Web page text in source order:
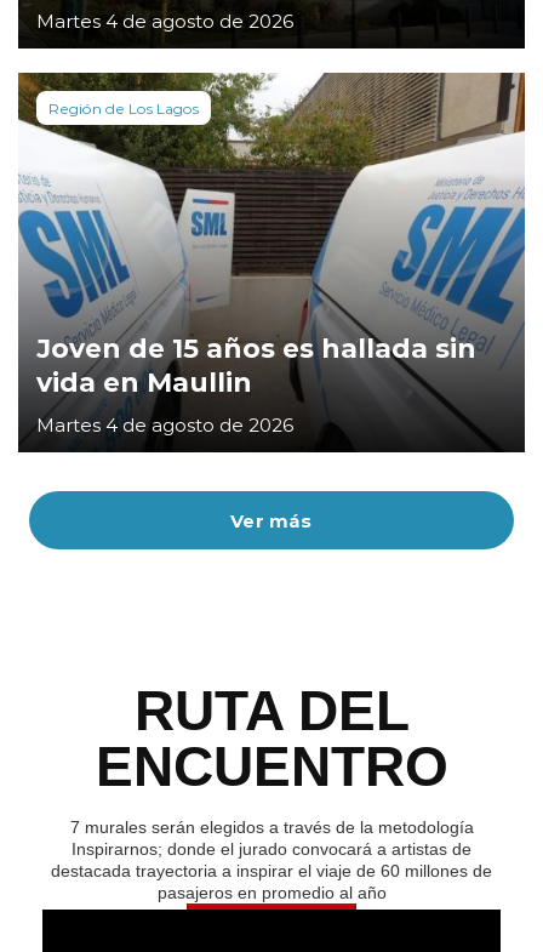
Ver más
Martes 4 de agosto de 2026
Región de Los Lagos
Joven de 15 años es hallada sin
vida en Maullin
Martes 4 de agosto de 2026
RUTA DEL
ENCUENTRO
7 murales serán elegidos a través de la metodología
Inspirarnos; donde el jurado convocará a artistas de
destacada trayectoria a inspirar el viaje de 60 millones de
pasajeros en promedio al año